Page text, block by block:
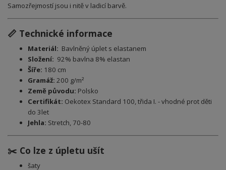
Samozřejmostí jsou i nitě v ladicí barvě.
📏 Technické informace
Materiál: Bavlněný úplet s elastanem
Složení: 92% bavlna 8% elastan
Šíře: 180 cm
Gramáž: 200 g/m²
Země původu: Polsko
Certifikát: Oekotex Standard 100, třida I. - vhodné prot děti
do 3let
Jehla: Stretch, 70-80
✂️ Co lze z úpletu ušít
šaty